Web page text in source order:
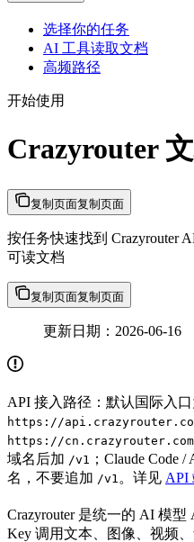
选择你的任务
AI 工具读取文档
高频路径
开始使用
Crazyrouter
复制页面复制页面
按任务快速找到 Crazyrouter
可读文档
复制页面复制页面
更新日期：2026-06-16
API 接入路径：默认国际入口
https://
https://cn.crazyrouter.com
域名后加 /v1
；Claude Code
名，不要追加 /v1 。详见 API
Crazyrouter 是统一的 AI 模
Key 调用文本、图像、视频